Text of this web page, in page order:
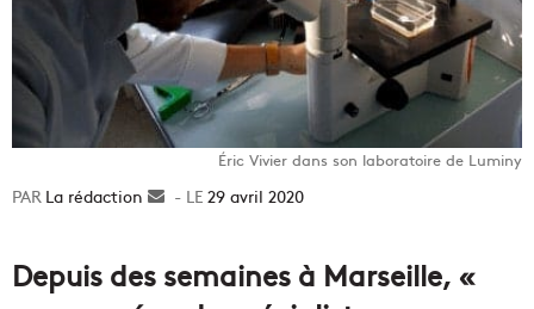
Éric Vivier dans son laboratoire de Luminy
La rédaction
Envoyer29 avril 2020
Depuis des semaines à Marseille, «